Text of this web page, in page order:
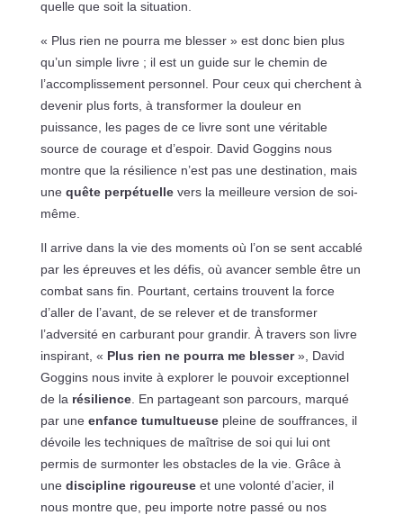
quelle que soit la situation.
« Plus rien ne pourra me blesser » est donc bien plus
qu’un simple livre ; il est un guide sur le chemin de
l’accomplissement personnel. Pour ceux qui cherchent à
devenir plus forts, à transformer la douleur en
puissance, les pages de ce livre sont une véritable
source de courage et d’espoir. David Goggins nous
montre que la résilience n’est pas une destination, mais
une quête perpétuellevers la meilleure version de soi-
même.
Il arrive dans la vie des moments où l’on se sent accablé
par les épreuves et les défis, où avancer semble être un
combat sans fin. Pourtant, certains trouvent la force
d’aller de l’avant, de se relever et de transformer
l’adversité en carburant pour grandir. À travers son livre
inspirant, « Plus rien ne pourra me blesser», David
Goggins nous invite à explorer le pouvoir exceptionnel
de la résilience. En partageant son parcours, marqué
par une enfance tumultueusepleine de souffrances, il
dévoile les techniques de maîtrise de soi qui lui ont
permis de surmonter les obstacles de la vie. Grâce à
une discipline rigoureuseet une volonté d’acier, il
nous montre que, peu importe notre passé ou nos